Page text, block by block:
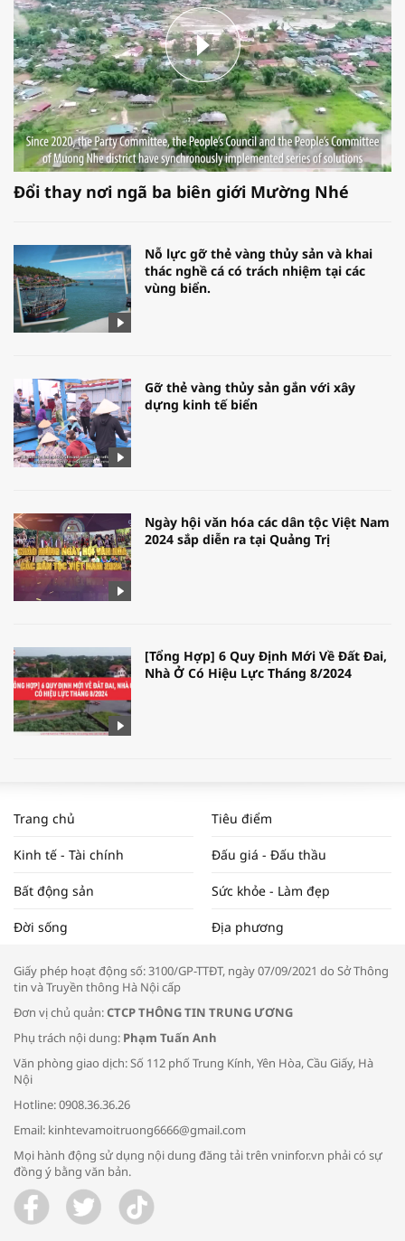
Đổi thay nơi ngã ba biên giới Mường Nhé
Nỗ lực gỡ thẻ vàng thủy sản và khai
thác nghề cá có trách nhiệm tại các
vùng biển.
Gỡ thẻ vàng thủy sản gắn với xây
dựng kinh tế biển
Ngày hội văn hóa các dân tộc Việt Nam
2024 sắp diễn ra tại Quảng Trị
[Tổng Hợp] 6 Quy Định Mới Về Đất Đai,
Nhà Ở Có Hiệu Lực Tháng 8/2024
NAM NĂM 2024 VÀ NĂM 2025 | NHỊP
ĐẬP THỊ TRƯỜNG #62
Tọa đàm “Xúc tiến thương mại: Khơi
Bác sĩ tư vấn cách phòng tránh bệnh
đường hô hấp trong thời tiết giao mùa
Trao yêu thương cho em
Trang chủ Tiêu điểm
Kinh tế - Tài chính Đấu giá - Đấu thầu
Bất động sản Sức khỏe - Làm đẹp
Đời sống Địa phương
Giấy phép hoạt động số: 3100/GP-TTĐT, ngày 07/09/2021 do Sở Thông
tin và Truyền thông Hà Nội cấp
Đơn vị chủ quản:CTCP THÔNG TIN TRUNG ƯƠNG
Phụ trách nội dung: Phạm Tuấn Anh
Văn phòng giao dịch: Số 112 phố Trung Kính, Yên Hòa, Cầu Giấy, Hà
Nội
Hotline: 0908.36.36.26
Email: kinhtevamoitruong6666@gmail.com
Mọi hành động sử dụng nội dung đăng tải trên vninfor.vn phải có sự
đồng ý bằng văn bản.